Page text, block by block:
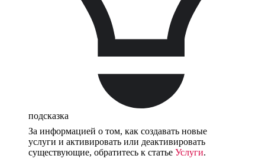
подсказка
За информацией о том, как создавать новые
услуги и активировать или деактивировать
существующие, обратитесь к статье Услуги.